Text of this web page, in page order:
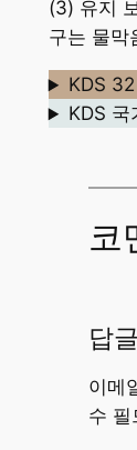
(3) 유지
구는 물막
KDS
KDS 국
코
답
이메
수 필